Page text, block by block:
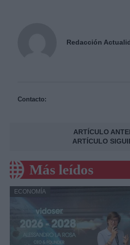
Redacción
Contacto:
ARTÍCULO
ARTÍCULO
Más leídos
ECONOMÍA